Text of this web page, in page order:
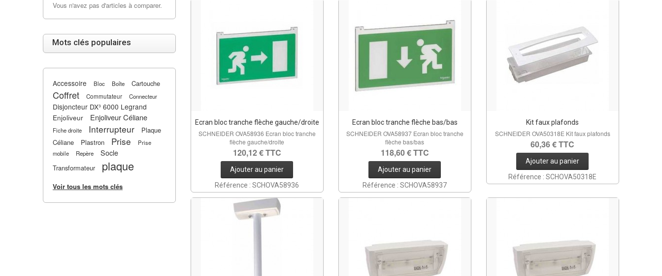
Ecran bloc tranche flèche gauche/droite
SCHNEIDER OVA58936 Ecran bloc tranche
flèche gauche/droite
120,12 € TTC
Ajouter au panier
Référence : SCHOVA58936
Ecran bloc tranche flèche bas/bas
SCHNEIDER OVA58937 Ecran bloc tranche
flèche bas/bas
118,60 € TTC
Ajouter au panier
Référence : SCHOVA58937
Kit faux plafonds
SCHNEIDER OVA50318E Kit faux plafonds
60,36 € TTC
Ajouter au panier
Référence : SCHOVA50318E
Vous n'avez pas d'articles à comparer.
Mots clés populaires
Accessoire Bloc Boîte Cartouche
Coffret Commutateur Connecteur
Disjoncteur DX³ 6000 Legrand
Enjoliveur
Enjoliveur Céliane
Fiche droite Interrupteur
Plaque
Céliane
Plastron Prise
Prise
mobile
Repère Socle
Transformateur plaque
Voir tous les mots clés